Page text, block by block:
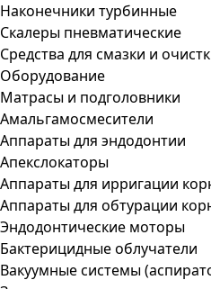
Наконечники турбинные
Скалеры пневматические
Средства для смазки и
Оборудование
Матрасы и подголовники
Амальгамосмесители
Аппараты для эндодонтии
Апекслокаторы
Аппараты для ирригации
Аппараты для обтурации
Эндодонтические моторы
Бактерицидные облучатели
Вакуумные системы